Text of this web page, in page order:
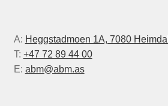
A: Heggstadmoen 1A, 7080 Heimdal
T: +47 72 89 44 00
E: abm@abm.as